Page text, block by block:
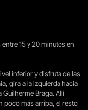
15 y 20 minutos en
inferior y disfruta de las
gira a la izquierda hacia
Guilherme Braga. Allí
poco más arriba, el resto